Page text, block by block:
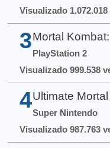
Visualizado 1.072.018
3 Mortal
PlayStation 2
Visualizado 999.538
4 Ultimate
Super Nintendo
Visualizado 987.763